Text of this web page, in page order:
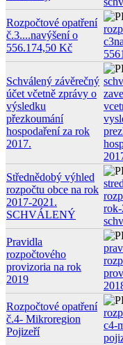
Rozpočtové opatření
č.3....navýšení o
556.174,50 Kč
Schválený závěrečný
účet včetně zprávy o
výsledku
přezkoumání
hospodaření za rok
2017.
Střednědobý výhled
rozpočtu obce na rok
2017-2021.
SCHVÁLENÝ
Pravidla
rozpočtového
provizoria na rok
2019
Rozpočtové opatření
č.4- Mikroregion
Pojizeří
c4-